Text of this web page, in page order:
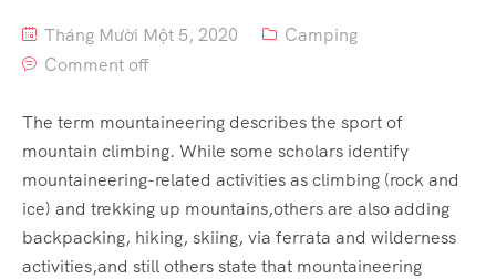
Tháng Mười Một 5, 2020
Camping
Comment off
The term mountaineering describes the sport of
mountain climbing. While some scholars identify
mountaineering-related activities as climbing (rock and
ice) and trekking up mountains,others are also adding
backpacking, hiking, skiing, via ferrata and wilderness
activities,and still others state that mountaineering